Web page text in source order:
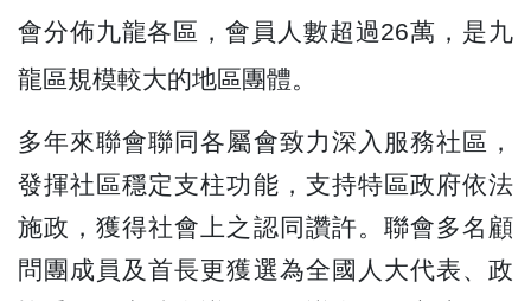
會分佈九龍各區，會員人數超過26萬，是九
龍區規模較大的地區團體。
多年來聯會聯同各屬會致力深入服務社區，
發揮社區穩定支柱功能，支持特區政府依法
施政，獲得社會上之認同讚許。聯會多名顧
問團成員及首長更獲選為全國人大代表、政